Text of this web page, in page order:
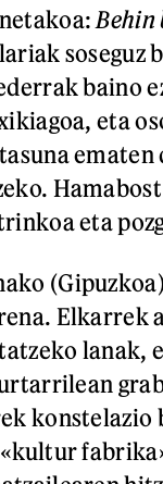
Behin
soseguz
baino
eta
eta
Elkarrek
lanak,
konstelazio